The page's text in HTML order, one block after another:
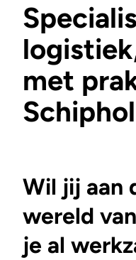
met
Wil jij aan
wereld
je al